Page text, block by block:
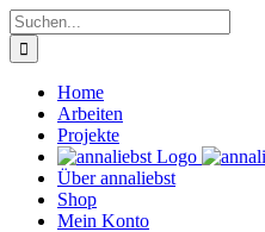
Zum
Inhalt
springen
Suche
nach:
Home
Arbeiten
Projekte
Über annaliebst
Shop
Mein Konto